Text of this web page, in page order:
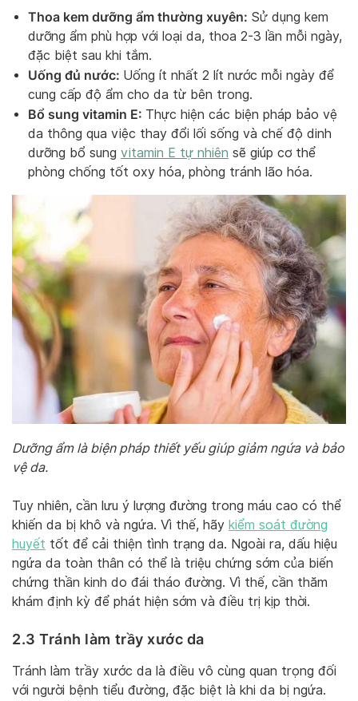
Thoa kem dưỡng ẩm thường xuyên: Sử dụng kem
dưỡng ẩm phù hợp với loại da, thoa 2-3 lần mỗi ngày,
đặc biệt sau khi tắm.
Uống đủ nước: Uống ít nhất 2 lít nước mỗi ngày để
cung cấp độ ẩm cho da từ bên trong.
Bổ sung vitamin E: Thực hiện các biện pháp bảo vệ
da thông qua việc thay đổi lối sống và chế độ dinh
dưỡng bổ sung vitamin E tự nhiên sẽ giúp cơ thể
phòng chống tốt oxy hóa, phòng tránh lão hóa.
Dưỡng ẩm là biện pháp thiết yếu giúp giảm ngứa và bảo
vệ da.
Tuy nhiên, cần lưu ý lượng đường trong máu cao có thể
khiến da bị khô và ngứa. Vì thế, hãy kiểm soát đường
huyết tốt để cải thiện tình trạng da. Ngoài ra, dấu hiệu
ngứa da toàn thân có thể là triệu chứng sớm của biến
chứng thần kinh do đái tháo đường. Vì thế, cần thăm
khám định kỳ để phát hiện sớm và điều trị kịp thời.
2.3 Tránh làm trầy xước da
Tránh làm trầy xước da là điều vô cùng quan trọng đối
với người bệnh tiểu đường, đặc biệt là khi da bị ngứa.